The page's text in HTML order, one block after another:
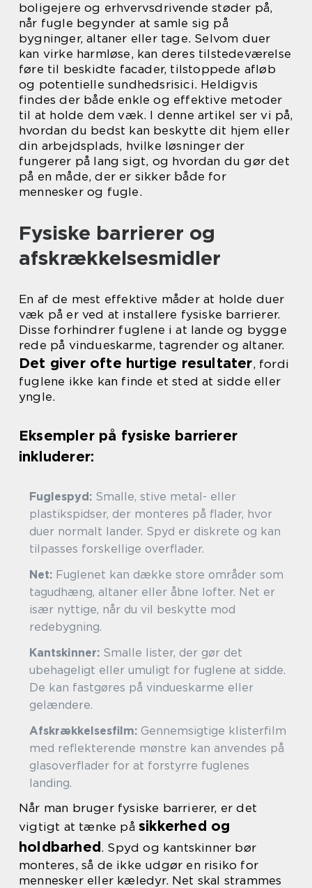
boligejere og erhvervsdrivende støder på,
når fugle begynder at samle sig på
bygninger, altaner eller tage. Selvom duer
kan virke harmløse, kan deres tilstedeværelse
føre til beskidte facader, tilstoppede afløb
og potentielle sundhedsrisici. Heldigvis
findes der både enkle og effektive metoder
til at holde dem væk. I denne artikel ser vi på,
hvordan du bedst kan beskytte dit hjem eller
din arbejdsplads, hvilke løsninger der
fungerer på lang sigt, og hvordan du gør det
på en måde, der er sikker både for
mennesker og fugle.
Fysiske barrierer og
afskrækkelsesmidler
En af de mest effektive måder at holde duer
væk på er ved at installere fysiske barrierer.
Disse forhindrer fuglene i at lande og bygge
rede på vindueskarme, tagrender og altaner.
Det giver ofte hurtige resultater, fordi
fuglene ikke kan finde et sted at sidde eller
yngle.
Eksempler på fysiske barrierer
inkluderer:
Fuglespyd: Smalle, stive metal- eller
plastikspidser, der monteres på flader, hvor
duer normalt lander. Spyd er diskrete og kan
tilpasses forskellige overflader.
Net: Fuglenet kan dække store områder som
tagudhæng, altaner eller åbne lofter. Net er
især nyttige, når du vil beskytte mod
redebygning.
Kantskinner: Smalle lister, der gør det
ubehageligt eller umuligt for fuglene at sidde.
De kan fastgøres på vindueskarme eller
gelændere.
Afskrækkelsesfilm: Gennemsigtige klisterfilm
med reflekterende mønstre kan anvendes på
glasoverflader for at forstyrre fuglenes
landing.
Når man bruger fysiske barrierer, er det
vigtigt at tænke på sikkerhed og
holdbarhed. Spyd og kantskinner bør
monteres, så de ikke udgør en risiko for
mennesker eller kæledyr. Net skal strammes